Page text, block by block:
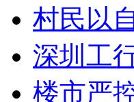
村民以
深圳工
楼市严